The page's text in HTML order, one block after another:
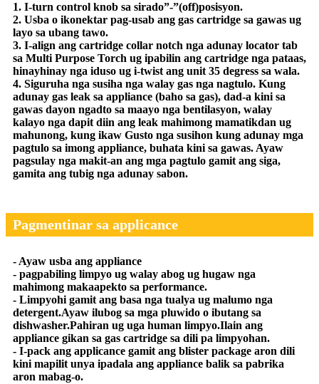
1. I-turn control knob sa sirado”-”(off)posisyon.
2. Usba o ikonektar pag-usab ang gas cartridge sa gawas ug
layo sa ubang tawo.
3. I-align ang cartridge collar notch nga adunay locator tab
sa Multi Purpose Torch ug ipabilin ang cartridge nga pataas,
hinayhinay nga iduso ug i-twist ang unit 35 degress sa wala.
4. Siguruha nga susiha nga walay gas nga nagtulo. Kung
adunay gas leak sa appliance (baho sa gas), dad-a kini sa
gawas dayon ngadto sa maayo nga bentilasyon, walay
kalayo nga dapit diin ang leak mahimong mamatikdan ug
mahunong, kung ikaw Gusto nga susihon kung adunay mga
pagtulo sa imong appliance, buhata kini sa gawas. Ayaw
pagsulay nga makit-an ang mga pagtulo gamit ang siga,
gamita ang tubig nga adunay sabon.
Pagmentinar sa applicance
- Ayaw usba ang appliance
- pagpabiling limpyo ug walay abog ug hugaw nga
mahimong makaapekto sa performance.
- Limpyohi gamit ang basa nga tualya ug malumo nga
detergent.Ayaw ilubog sa mga pluwido o ibutang sa
dishwasher.Pahiran ug uga human limpyo.Ilain ang
appliance gikan sa gas cartridge sa dili pa limpyohan.
- I-pack ang applicance gamit ang blister package aron dili
kini mapilit unya ipadala ang appliance balik sa pabrika
aron mabag-o.